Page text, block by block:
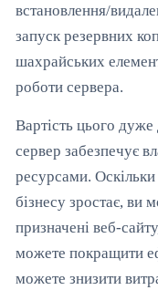
встановлення/
запуск резервних
шахрайських
роботи сервера.
Вартість цього
сервер забезпечує
ресурсами.
бізнесу зростає, ви
призначені веб-
можете покращити
можете знизити